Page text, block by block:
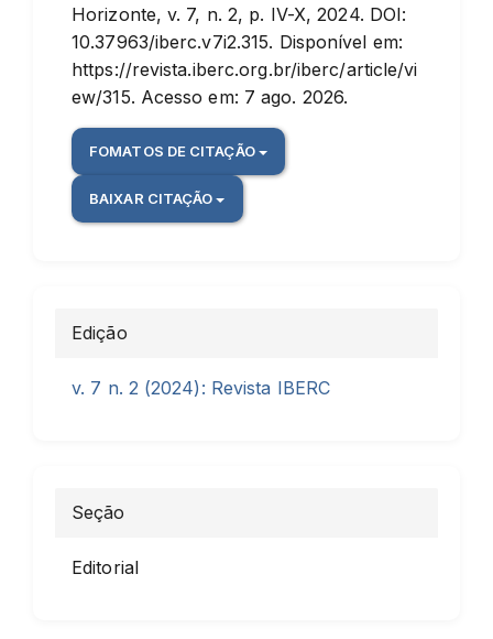
Horizonte, v. 7, n. 2, p. IV-X, 2024. DOI:
10.37963/iberc.v7i2.315. Disponível em:
https://revista.iberc.org.br/iberc/article/vi
ew/315. Acesso em: 7 ago. 2026.
FOMATOS DE CITAÇÃO
BAIXAR CITAÇÃO
Edição
v. 7 n. 2 (2024): Revista IBERC
Seção
Editorial